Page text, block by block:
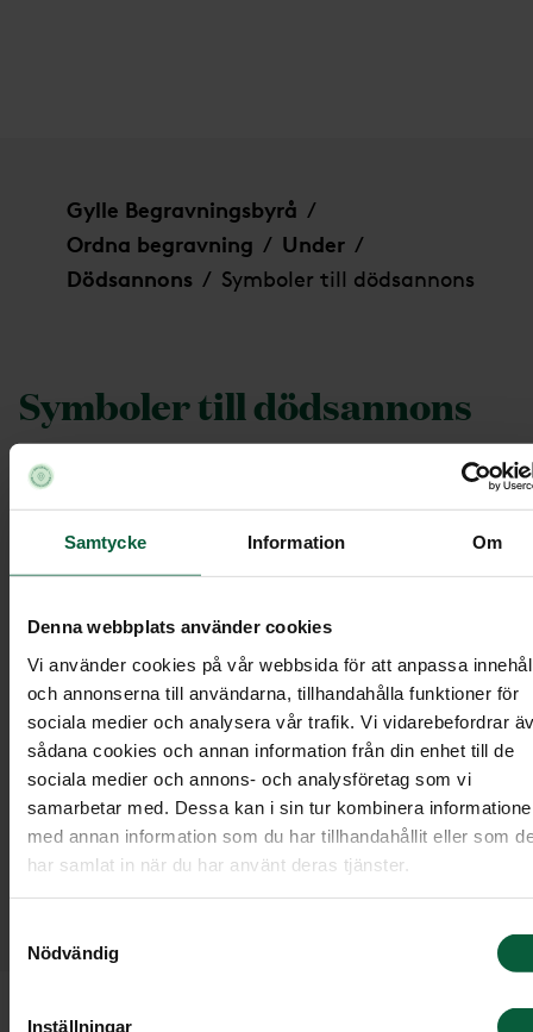
Samtycke Information Om
Denna webbplats använder cookies
Vi använder cookies på vår webbsida för att anpassa
och annonserna till användarna, tillhandahålla funktioner för
sociala medier och analysera vår trafik. Vi vidarebefordrar
sådana cookies och annan information från din enhet till de
sociala medier och annons- och analysföretag som vi
samarbetar med. Dessa kan i sin tur kombinera
med annan information som du har tillhandahållit eller som
har samlat in när du har använt deras tjänster.
Nödvändig
Inställningar
Gylle Begravningsbyrå /
Ordna begravning / Under /
Dödsannons / Symboler till dödsannons
Symboler till dödsannons
Här hittar du inspiration till symboler som kan
användas i dödsannonsen. När du väljer symbol
kan det vara fint att tänka på vad som bäst
fångar den avlidnas personlighet. Önskas ingen